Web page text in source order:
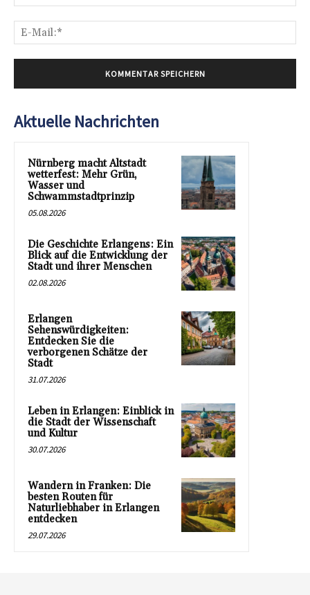
Aktuelle Nachrichten
Nürnberg macht Altstadt
wetterfest: Mehr Grün,
Wasser und
Schwammstadtprinzip
05.08.2026
Die Geschichte Erlangens: Ein
Blick auf die Entwicklung der
Stadt und ihrer Menschen
02.08.2026
Erlangen
Sehenswürdigkeiten:
Entdecken Sie die
verborgenen Schätze der
Stadt
31.07.2026
Leben in Erlangen: Einblick in
die Stadt der Wissenschaft
und Kultur
30.07.2026
Wandern in Franken: Die
besten Routen für
Naturliebhaber in Erlangen
entdecken
29.07.2026